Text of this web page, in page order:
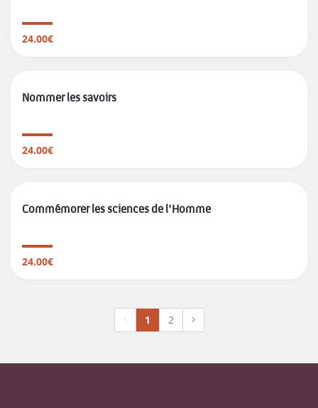
24.00€
Nommer les savoirs
24.00€
Commémorer les sciences de l'Homme
24.00€
1 2